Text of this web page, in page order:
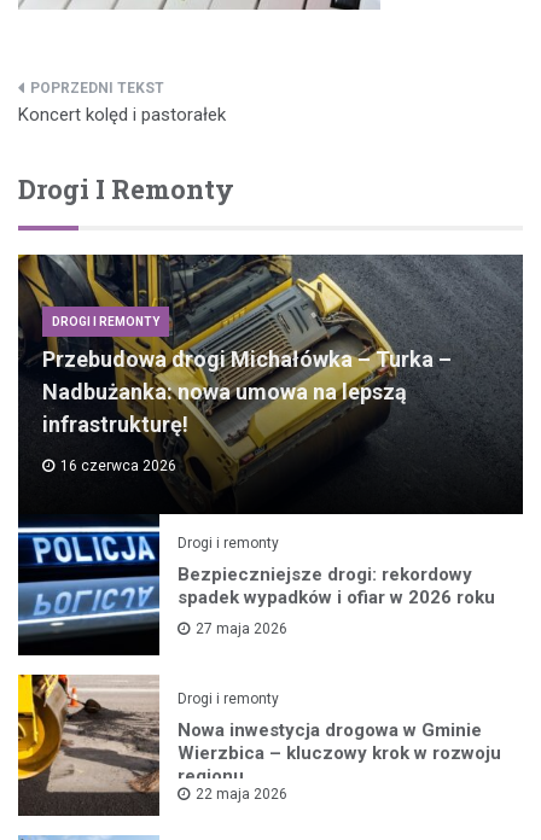
Nawigacja
Koncert kolęd i pastorałek
Drogi I Remonty
DROGI I REMONTY
Przebudowa drogi Michałówka – Turka –
Nadbużanka: nowa umowa na lepszą
infrastrukturę!
16 czerwca 2026
Drogi i remonty
Bezpieczniejsze drogi: rekordowy
spadek wypadków i ofiar w 2026 roku
27 maja 2026
Drogi i remonty
Nowa inwestycja drogowa w Gminie
Wierzbica – kluczowy krok w rozwoju
regionu
22 maja 2026